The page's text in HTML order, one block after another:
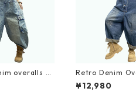
overalls D
Retro Denim
233
¥12,980